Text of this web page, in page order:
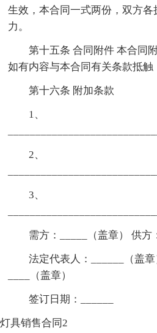
生效，本合同一式两份，双方
力。
第十五条 合同附件 本合同
如有内容与本合同有关条款抵触
第十六条 附加条款
1、
2、
3、
需方：_____（盖章） 供方
法定代表人：______（盖章
____（盖章）
签订日期：______
灯具销售合同2